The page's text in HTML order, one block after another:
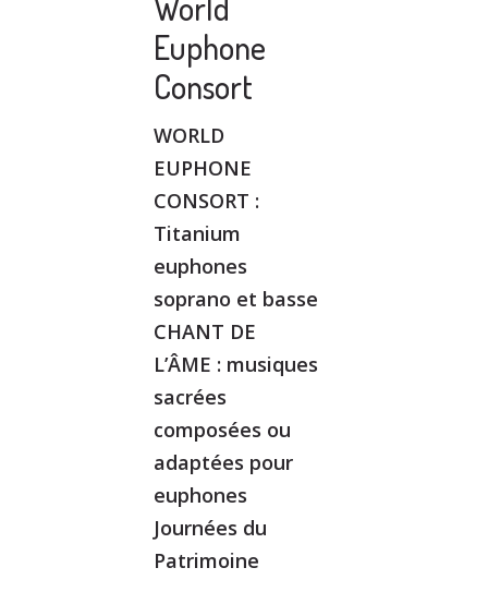
Euphone
Consort
WORLD
EUPHONE
CONSORT :
Titanium
euphones
soprano et basse
CHANT DE
L’ÂME : musiques
sacrées
composées ou
adaptées pour
euphones
Journées du
Patrimoine